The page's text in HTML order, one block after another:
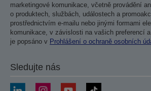
marketingové komunikace, včetně provádění
o produktech, službách, událostech a
prostřednictvím e-mailu nebo jinými formami
komunikace, v závislosti na vašich preferencí
je popsáno v Prohlášení o ochraně osobních
Sledujte nás